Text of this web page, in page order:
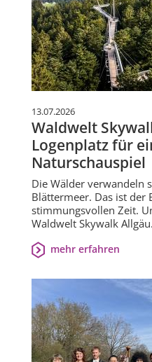
13.07.2026
Waldwelt
Logenplatz für
Naturschauspiel
Die Wälder verwandeln
Blättermeer. Das ist der
stimmungsvollen Zeit.
Waldwelt Skywalk Allgäu.
mehr erfahren